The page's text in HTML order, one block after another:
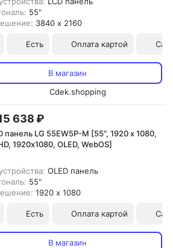
55"
3840 x 2160
Есть Оплата картой
В магазин
Cdek.shopping
638 ₽
панель LG 55EW5P-M [55", 1920 x 1080,
1920х1080, OLED, WebOS]
OLED панель
55"
1920 x 1080
Есть Оплата картой
В магазин